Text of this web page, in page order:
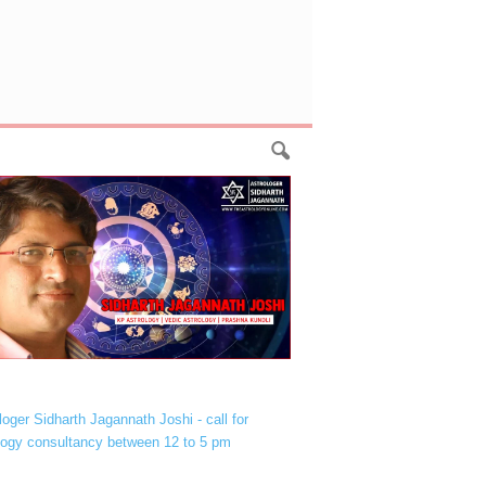
Sidharth Jagannath Joshi - call for
consultancy between 12 to 5 pm